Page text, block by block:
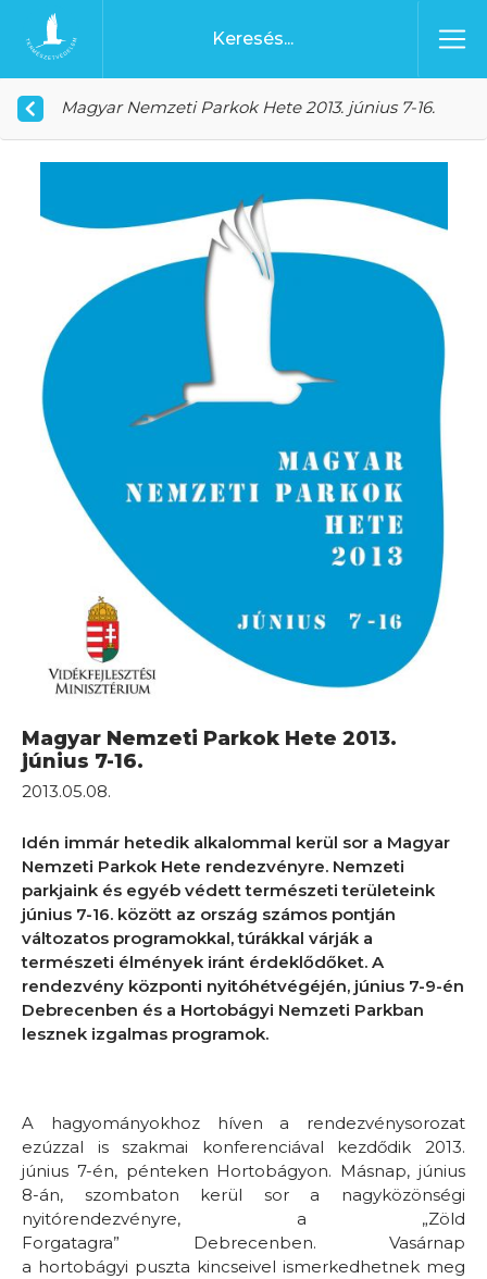
Ugrás a tartalomhoz
Főoldal
Magyar Nemzeti Parkok Hete 2013. június 7-16.
Magyar Nemzeti Parkok Hete 2013.
június 7-16.
2013.05.08.
Idén immár hetedik alkalommal kerül sor a Magyar
Nemzeti Parkok Hete rendezvényre. Nemzeti
parkjaink és egyéb védett természeti területeink
június 7-16. között az ország számos pontján
változatos programokkal, túrákkal várják a
természeti élmények iránt érdeklődőket. A
rendezvény központi nyitóhétvégéjén, június 7-9-én
Debrecenben és a Hortobágyi Nemzeti Parkban
lesznek izgalmas programok.
A hagyományokhoz híven a rendezvénysorozat
ezúzzal is szakmai konferenciával kezdődik 2013.
június 7-én, pénteken Hortobágyon. Másnap, június
8-án, szombaton kerül sor a nagyközönségi
nyitórendezvényre, a „Zöld
Forgatagra” Debrecenben. Vasárnap
a hortobágyi puszta kincseivel ismerkedhetnek meg